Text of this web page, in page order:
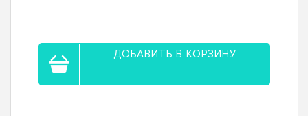
ДОБАВИТЬ В КОРЗИНУ